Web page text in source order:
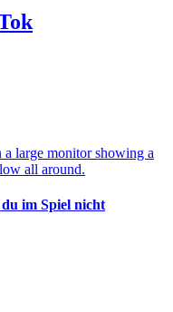
im Spiel nicht